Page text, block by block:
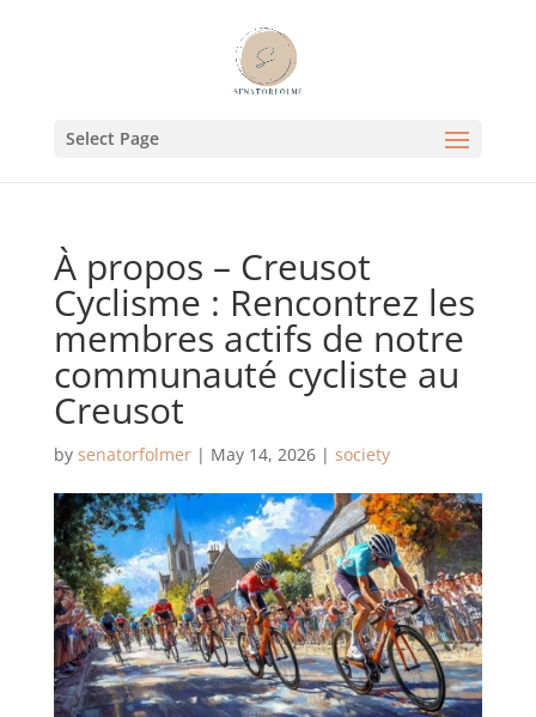
Select Page
À propos – Creusot
Cyclisme : Rencontrez les
membres actifs de notre
communauté cycliste au
Creusot
by senatorfolmer| May 14, 2026| society